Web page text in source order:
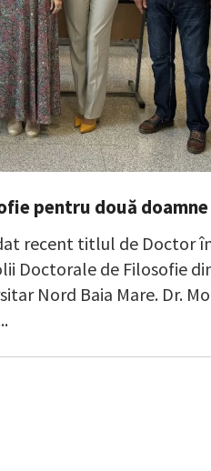
pentru două doamne
recent titlul de Doctor
Doctorale de Filosofie
Nord Baia Mare. Dr.